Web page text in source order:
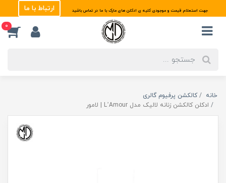
جهت استعلام قیمت و موجودی کلیه ی ادکلن های مارک با ما در تماس باشید ارتباط با ما
0
خانه
کالکشن پرفیوم گالری
ادکلن کالکشن زنانه لالیک مدل L’Amour | لامور